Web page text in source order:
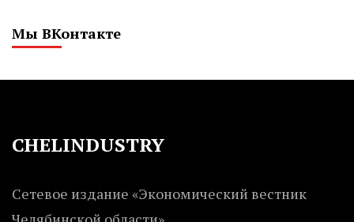
Мы ВКонтакте
CHELINDUSTRY
Сетевое издание «Экономический вестник